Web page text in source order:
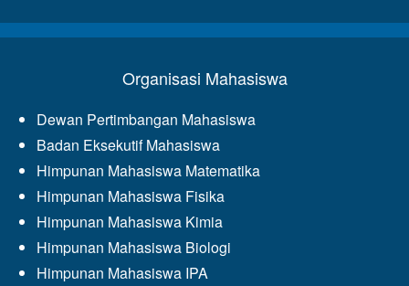
Organisasi Mahasiswa
Dewan Pertimbangan Mahasiswa
Badan Eksekutif Mahasiswa
Himpunan Mahasiswa Matematika
Himpunan Mahasiswa Fisika
Himpunan Mahasiswa Kimia
Himpunan Mahasiswa Biologi
Himpunan Mahasiswa IPA